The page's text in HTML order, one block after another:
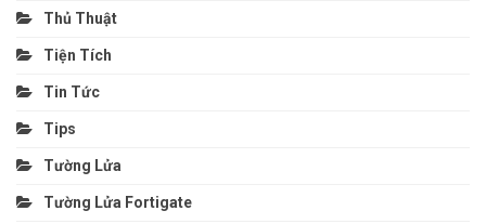
Thủ Thuật
Tiện Tích
Tin Tức
Tips
Tường Lửa
Tường Lửa Fortigate